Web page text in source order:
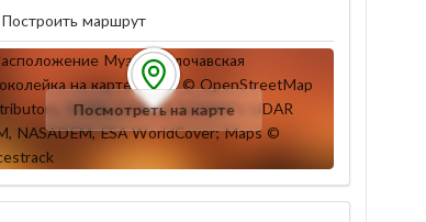
Построить маршрут
Посмотреть на карте